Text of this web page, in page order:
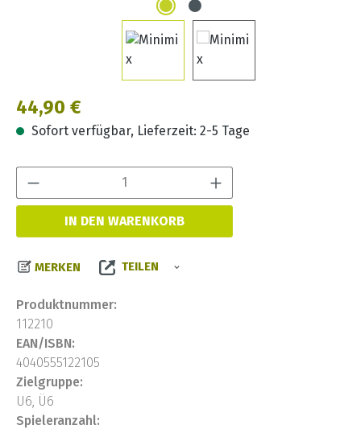
Regulärer Preis:
44,90 €
Sofort verfügbar, Lieferzeit: 2-5 Tage
IN DEN WARENKORB
MERKEN TEILEN
Produktnummer:
112210
EAN/ISBN:
4040555122105
Zielgruppe:
U6, Ü6
Spieleranzahl: